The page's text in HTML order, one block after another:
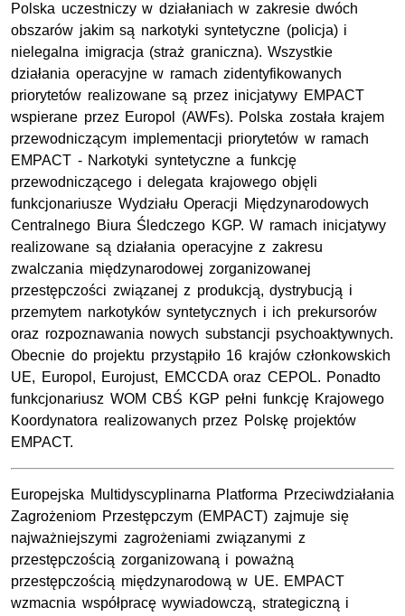
Polska uczestniczy w działaniach w zakresie dwóch
obszarów jakim są narkotyki syntetyczne (policja) i
nielegalna imigracja (straż graniczna). Wszystkie
działania operacyjne w ramach zidentyfikowanych
priorytetów realizowane są przez inicjatywy EMPACT
wspierane przez Europol (AWFs). Polska została krajem
przewodniczącym implementacji priorytetów w ramach
EMPACT - Narkotyki syntetyczne a funkcję
przewodniczącego i delegata krajowego objęli
funkcjonariusze Wydziału Operacji Międzynarodowych
Centralnego Biura Śledczego KGP. W ramach inicjatywy
realizowane są działania operacyjne z zakresu
zwalczania międzynarodowej zorganizowanej
przestępczości związanej z produkcją, dystrybucją i
przemytem narkotyków syntetycznych i ich prekursorów
oraz rozpoznawania nowych substancji psychoaktywnych.
Obecnie do projektu przystąpiło 16 krajów członkowskich
UE, Europol, Eurojust, EMCCDA oraz CEPOL. Ponadto
funkcjonariusz WOM CBŚ KGP pełni funkcję Krajowego
Koordynatora realizowanych przez Polskę projektów
EMPACT.
Europejska Multidyscyplinarna Platforma Przeciwdziałania
Zagrożeniom Przestępczym (EMPACT) zajmuje się
najważniejszymi zagrożeniami związanymi z
przestępczością zorganizowaną i poważną
przestępczością międzynarodową w UE. EMPACT
wzmacnia współpracę wywiadowczą, strategiczną i